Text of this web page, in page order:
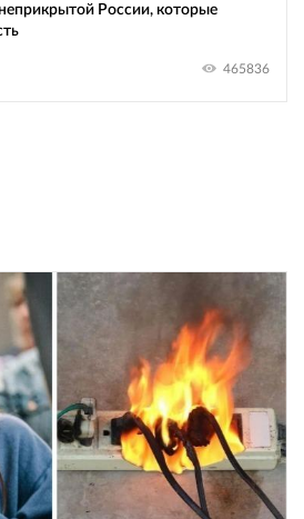
России, которые
465836